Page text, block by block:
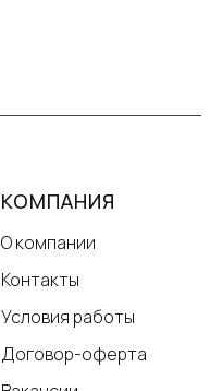
КОМПАНИЯ
О компании
Контакты
Условия работы
Договор-оферта